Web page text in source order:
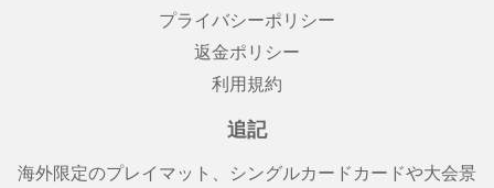
プライバシーポリシー
返金ポリシー
利用規約
追記
海外限定のプレイマット、シングルカードカードや大会景